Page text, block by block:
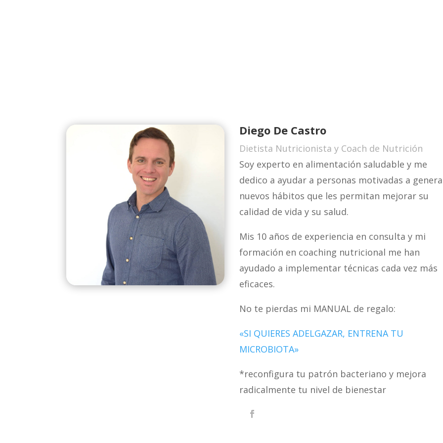
Diego De Castro
Dietista Nutricionista y Coach de Nutrición
Soy experto en alimentación saludable y me
dedico a ayudar a personas motivadas a
nuevos hábitos que les permitan mejorar su
calidad de vida y su salud.
Mis 10 años de experiencia en consulta y mi
formación en coaching nutricional me han
ayudado a implementar técnicas cada vez más
eficaces.
No te pierdas mi MANUAL de regalo:
«SI QUIERES ADELGAZAR, ENTRENA TU
MICROBIOTA»
*reconfigura tu patrón bacteriano y mejora
radicalmente tu nivel de bienestar